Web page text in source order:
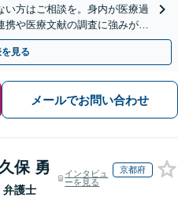
方はご相談を。身内が医療過
や医療文献の調査に強みがあ
見る
メールでお問い合わせ
保 勇
弁護士
インタビュ
ーを見る
京都府